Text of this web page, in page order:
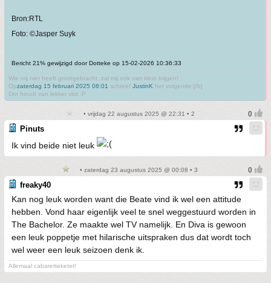
Bron:RTL
Foto: ©Jasper Suyk
Bericht 21% gewijzigd door Dotteke op 15-02-2026 10:36:33
Wie mij niet heeft grootgebracht, zal mij ook niet klein krijgen!
Opzaterdag 15 februari 2025 08:01 schreef JustinK het volgende:[/b]
Dot houdt van lekker vlot :P
• vrijdag 22 augustus 2025 @ 22:31 • 2
Pinuts
Ik vind beide niet leuk
• zaterdag 23 augustus 2025 @ 00:08 • 3
freaky40
Kan nog leuk worden want die Beate vind ik wel een attitude
hebben. Vond haar eigenlijk veel te snel weggestuurd worden in
The Bachelor. Ze maakte wel TV namelijk. En Diva is gewoon
een leuk poppetje met hilarische uitspraken dus dat wordt toch
wel weer een leuk seizoen denk ik.
Allemaal cabaretteketet!